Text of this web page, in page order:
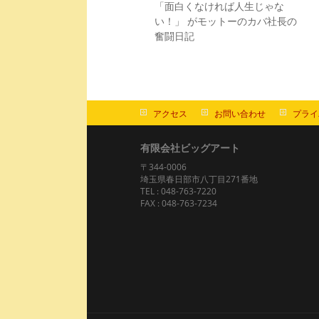
「面白くなければ人生じゃな
い！」 がモットーのカバ社長の
奮闘日記
アクセス お問い合わせ プラ
有限会社ビッグアート
〒344-0006
埼玉県春日部市八丁目271番地
TEL : 048-763-7220
FAX : 048-763-7234